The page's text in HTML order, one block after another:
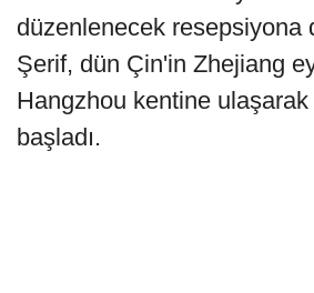
düzenlenecek resepsiyona
Şerif, dün Çin'in Zhejiang
Hangzhou kentine
başladı.